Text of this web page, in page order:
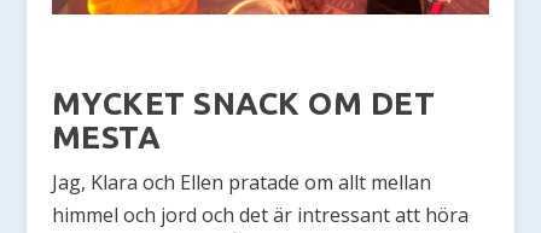
MYCKET SNACK OM DET
MESTA
Jag, Klara och Ellen pratade om allt mellan
himmel och jord och det är intressant att höra